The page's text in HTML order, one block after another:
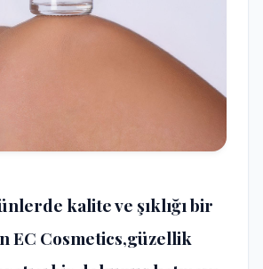
kalite ve şıklığı bir
EC Cosmetics,güzellik